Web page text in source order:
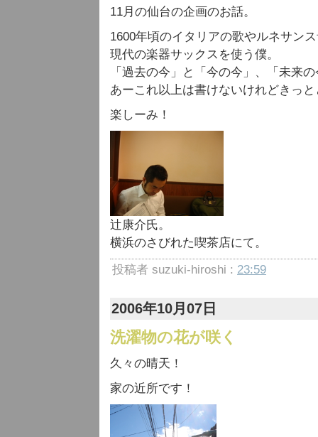
11月の仙台の企画のお話。
1600年頃のイタリアの歌やルネサン
現代の楽器サックスを使う僕。
「過去の今」と「今の今」、「未来
あーこれ以上は書けないけれどきっ
楽しーみ！
辻康介氏。
横浜のさびれた喫茶店にて。
投稿者 suzuki-hiroshi : 23:59
2006年10月07日
洗濯物の花が咲く
久々の晴天！
家の近所です！